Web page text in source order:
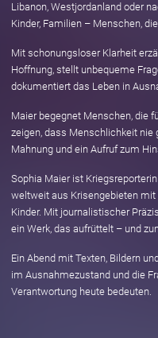
Libanon, Westjordanland oder
Kinder, Familien – Menschen,
Mit schonungsloser Klarheit
Hoffnung, stellt unbequeme
dokumentiert das Leben in
Maier begegnet Menschen, die
zeigen, dass Menschlichkeit nie
Mahnung und ein Aufruf zum
Sophia Maier ist
weltweit aus Krisengebieten mit
Kinder. Mit journalistischer
ein Werk, das aufrüttelt – und
Ein Abend mit Texten, Bildern
im Ausnahmezustand und die
Verantwortung heute bedeuten.